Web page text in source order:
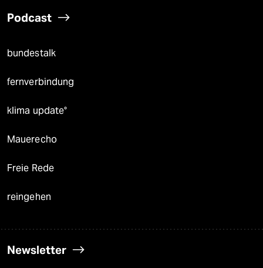
Podcast
bundestalk
fernverbindung
klima update°
Mauerecho
Freie Rede
reingehen
Newsletter